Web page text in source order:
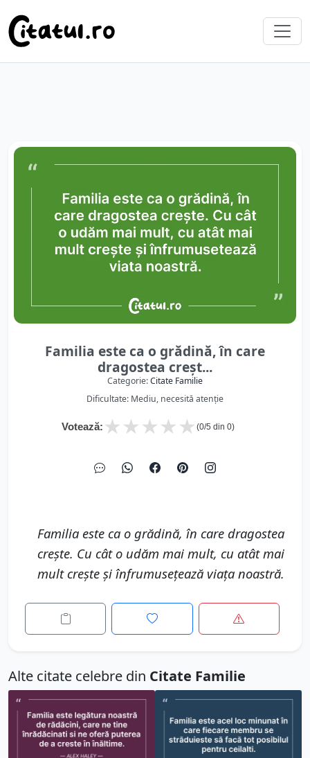
Familia este ca o grădină, în care
dragostea creșt...
Categorie:Citate Familie
Dificultate: Mediu, necesită atenție
Votează: ★
★
★
★
★ (0/5 din 0)
Familia este ca o grădină, în care dragostea
crește. Cu cât o udăm mai mult, cu atât mai
mult crește și înfrumusețează viața noastră.
Alte citate celebre din Citate Familie